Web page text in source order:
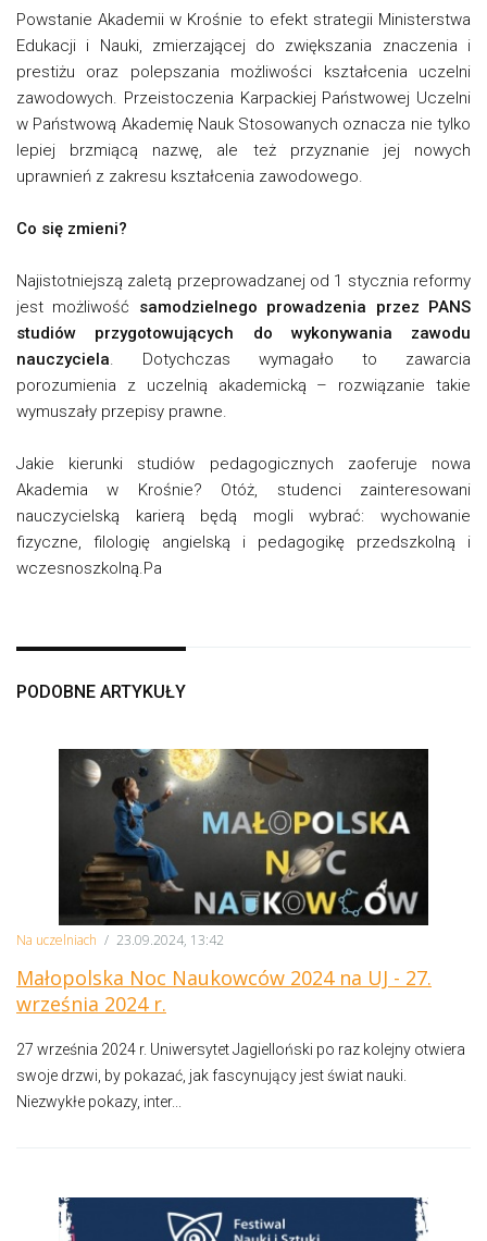
Powstanie Akademii w Krośnie to efekt strategii Ministerstwa
Edukacji i Nauki, zmierzającej do zwiększania znaczenia i
prestiżu oraz polepszania możliwości kształcenia uczelni
zawodowych. Przeistoczenia Karpackiej Państwowej Uczelni
w Państwową Akademię Nauk Stosowanych oznacza nie tylko
lepiej brzmiącą nazwę, ale też przyznanie jej nowych
uprawnień z zakresu kształcenia zawodowego.
Co się zmieni?
Najistotniejszą zaletą przeprowadzanej od 1 stycznia reformy
jest możliwość samodzielnego prowadzenia przez PANS
studiów przygotowujących do wykonywania zawodu
nauczyciela. Dotychczas wymagało to zawarcia
porozumienia z uczelnią akademicką – rozwiązanie takie
wymuszały przepisy prawne.
Jakie kierunki studiów pedagogicznych zaoferuje nowa
Akademia w Krośnie? Otóż, studenci zainteresowani
nauczycielską karierą będą mogli wybrać: wychowanie
fizyczne, filologię angielską i pedagogikę przedszkolną i
wczesnoszkolną.Pa
PODOBNE ARTYKUŁY
Na uczelniach / 23.09.2024, 13:42
Małopolska Noc Naukowców 2024 na UJ - 27.
września 2024 r.
27 września 2024 r. Uniwersytet Jagielloński po raz kolejny otwiera
swoje drzwi, by pokazać, jak fascynujący jest świat nauki.
Niezwykłe pokazy, inter...